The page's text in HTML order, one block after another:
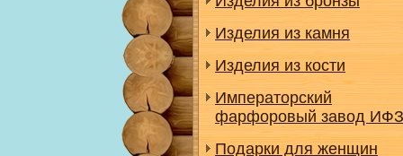
Изделия из камня
Изделия из кости
Императорский
фарфоровый завод ИФЗ
Подарки для женщин